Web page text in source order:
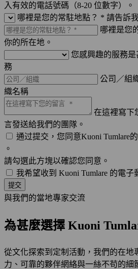
入有效的電話號碼（8-20 位數字）。
哪裡是您的常駐地點？ * 請告訴
哪裡是您
你的所在地。
您感興趣的服務
務
公司／組
織名稱
在這裡寫下
言發送給我們的團隊。
通过提交，您同意Kuoni Tumlare的
。
請勾選此方塊以確認您同意。
我希望收到 Kuoni Tumlare 的電子
提交
與我們的當地專家交流
為甚麼選擇 Kuoni
從文化探索到定制活動，我們的在地
力、可靠的夥伴網絡與一絲不苟的細